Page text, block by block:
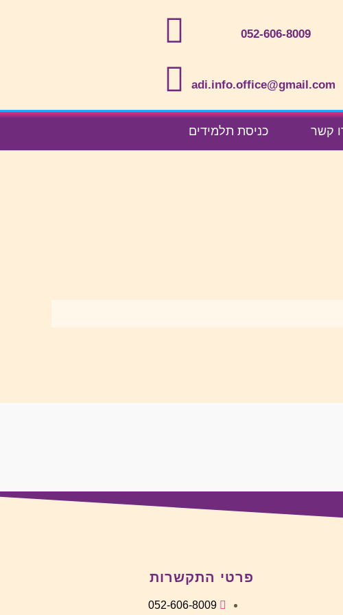
052-606-8009
adi.info.office@gmail.com
קשר כניסת תלמידים
פרטי התקשרות
052-606-8009